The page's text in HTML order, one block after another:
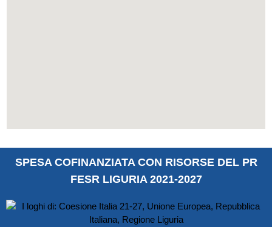
SPESA COFINANZIATA CON RISORSE DEL PR
FESR LIGURIA 2021-2027